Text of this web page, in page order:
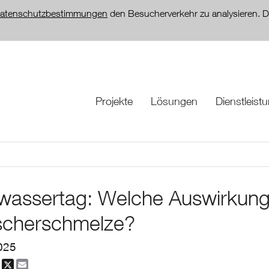
den Besucherverkehr zu analysieren.
Projekte Lösungen
Welche
Facebook